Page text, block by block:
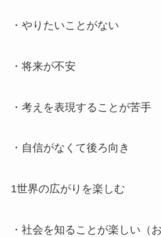
・やりたいことがない
・将来が不安
・考えを表現することが苦手
・自信がなくて後ろ向き
1世界の広がりを楽しむ
・社会を知ることが楽しい（